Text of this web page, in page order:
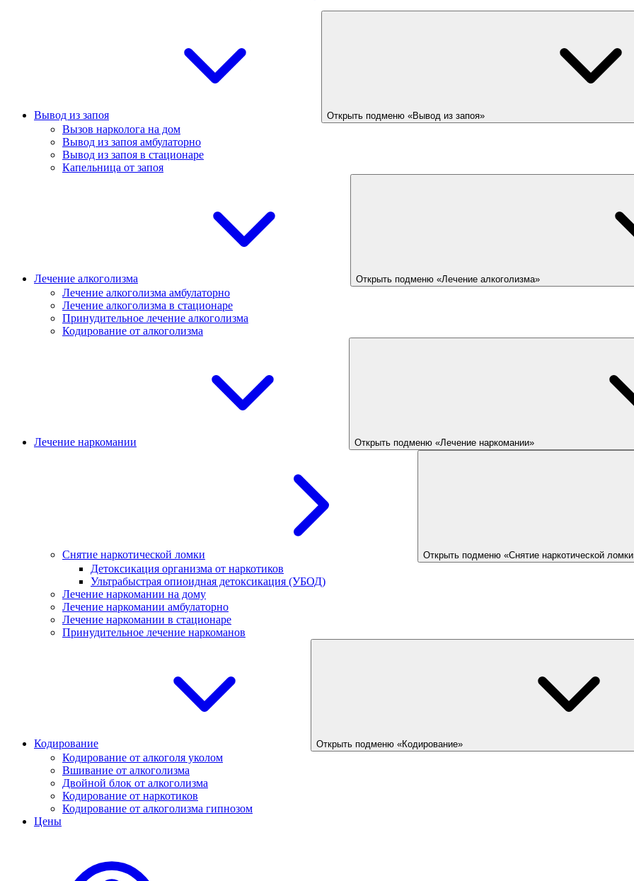
Вывод из запоя Открыть подменю «Вывод из запоя»
Вызов нарколога на дом
Вывод из запоя амбулаторно
Вывод из запоя в стационаре
Капельница от запоя
Лечение алкоголизма Открыть подменю «Лечение алкоголизма»
Лечение алкоголизма амбулаторно
Лечение алкоголизма в стационаре
Принудительное лечение алкоголизма
Кодирование от алкоголизма
Лечение наркомании Открыть подменю «Лечение наркомании»
Снятие наркотической ломки Открыть подменю «Снятие наркотической
Детоксикация организма от наркотиков
Ультрабыстрая опиоидная детоксикация (УБОД)
Лечение наркомании на дому
Лечение наркомании амбулаторно
Лечение наркомании в стационаре
Принудительное лечение наркоманов
Кодирование Открыть подменю «Кодирование»
Кодирование от алкоголя уколом
Вшивание от алкоголизма
Двойной блок от алкоголизма
Кодирование от наркотиков
Кодирование от алкоголизма гипнозом
Цены